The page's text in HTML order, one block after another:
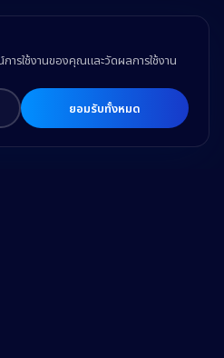
ารใช้งานของคุณและวัดผลการใช้งาน
ยอมรับทั้งหมด